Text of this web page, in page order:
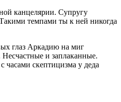
канцелярии. Супругу
темпами ты к ней никогда
глаз Аркадию на миг
и заплаканные.
часами скептицизма у деда